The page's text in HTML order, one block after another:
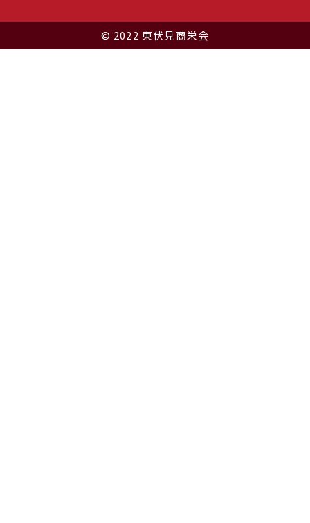
© 2022 東伏見商栄会